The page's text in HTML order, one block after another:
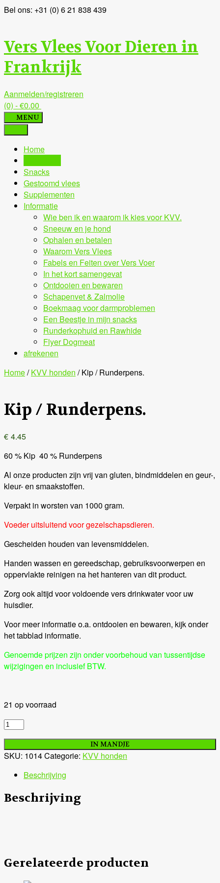
Ga
inhoud
Bel ons: +31 (0) 6 21 838 439
Vers Vlees Voor Dieren in
Frankrijk
Aanmelden/registreren
(0) - €0.00
MENU
Home
Snacks
Gestoomd vlees
Supplementen
Informatie
Wie ben ik en waarom ik kies voor KVV.
Sneeuw en je hond
Ophalen en betalen
Waarom Vers Vlees
Fabels en Feiten over Vers Voer
In het kort samengevat
Ontdooien en bewaren
Schapenvet & Zalmolie
Boekmaag voor darmproblemen
Een Beestje in mijn snacks
Runderkophuid en Rawhide
Flyer Dogmeat
afrekenen
Home/KVV honden / Kip / Runderpens.
Kip / Runderpens.
€ 4.45
60 % Kip 40 % Runderpens
Al onze producten zijn vrij van gluten, bindmiddelen en geur-,
kleur- en smaakstoffen.
Verpakt in worsten van 1000 gram.
Voeder uitsluitend voor gezelschapsdieren.
Gescheiden houden van levensmiddelen.
Handen wassen en gereedschap, gebruiksvoorwerpen en
oppervlakte reinigen na het hanteren van dit product.
Zorg ook altijd voor voldoende vers drinkwater voor uw
huisdier.
Voor meer informatie o.a. ontdooien en bewaren, kijk onder
het tabblad informatie.
Genoemde prijzen zijn onder voorbehoud van tussentijdse
wijzigingen en inclusief BTW.
21 op voorraad
Kip
aantal
IN MANDJE
SKU: 1014Categorie: KVV honden
Beschrijving
Beschrijving
Gerelateerde producten